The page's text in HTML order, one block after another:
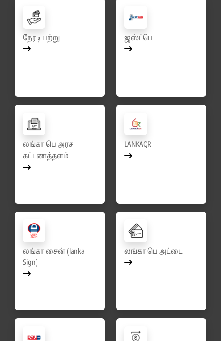
நேரடி பற்று ஜஸ்ட்பெ
லங்கா பெ அரச
கட்டணத்தளம்
LANKAQR
லங்கா சைன் (lanka
Sign)
லங்கா பெ அட்டை